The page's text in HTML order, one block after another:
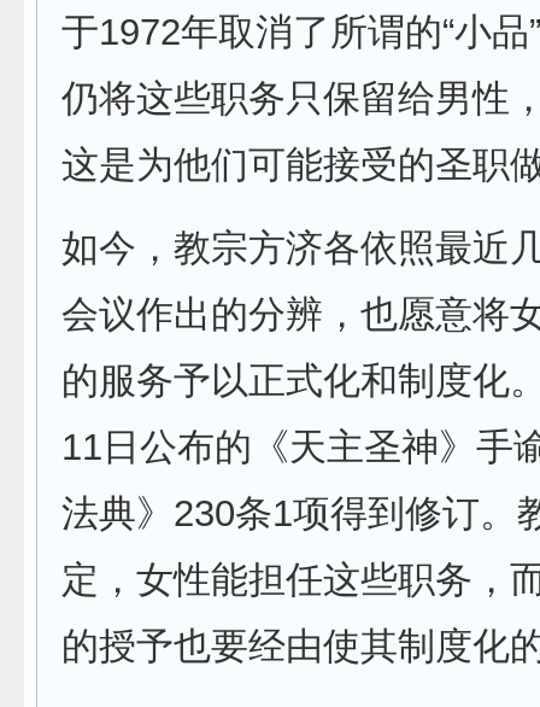
于1972年取消了所谓的“小品
仍将这些职务只保留给男性
这是为他们可能接受的圣职
如今，教宗方济各依照最近
会议作出的分辨，也愿意将
的服务予以正式化和制度化
11日公布的《天主圣神》手
法典》230条1项得到修订。
定，女性能担任这些职务，
的授予也要经由使其制度化